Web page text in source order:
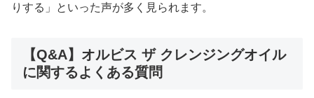
りする」といった声が多く見られます。
【Q&A】オルビス ザ クレンジングオイル
に関するよくある質問